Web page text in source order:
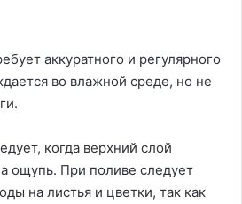
аккуратного и регулярного
во влажной среде, но не
когда верхний слой
ощупь. При поливе следует
на листья и цветки, так как